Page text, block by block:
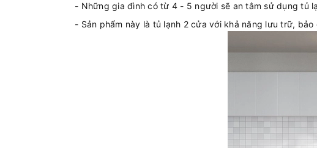
- Những gia đình có từ 4 - 5 người sẽ an tâm sử dụng tủ
- Sản phẩm này là tủ lạnh 2 cửa với khả năng lưu trữ,